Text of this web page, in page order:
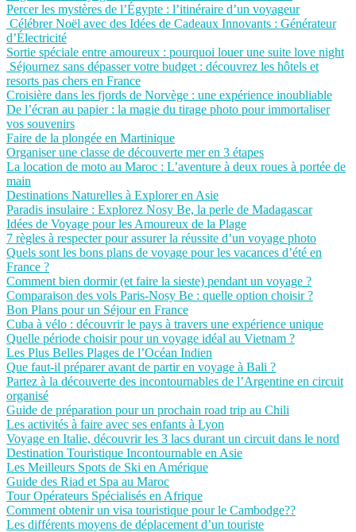
Percer les mystères de l’Égypte : l’itinéraire d’un voyageur
Célébrer Noël avec des Idées de Cadeaux Innovants : Générateur
d’Électricité
Sortie spéciale entre amoureux : pourquoi louer une suite love night
Séjournez sans dépasser votre budget : découvrez les hôtels et
resorts pas chers en France
Croisière dans les fjords de Norvège : une expérience inoubliable
De l’écran au papier : la magie du tirage photo pour immortaliser
vos souvenirs
Faire de la plongée en Martinique
Organiser une classe de découverte mer en 3 étapes
La location de moto au Maroc : L’aventure à deux roues à portée de
main
Destinations Naturelles à Explorer en Asie
Paradis insulaire : Explorez Nosy Be, la perle de Madagascar
Idées de Voyage pour les Amoureux de la Plage
7 règles à respecter pour assurer la réussite d’un voyage photo
Quels sont les bons plans de voyage pour les vacances d’été en
France ?
Comment bien dormir (et faire la sieste) pendant un voyage ?
Comparaison des vols Paris-Nosy Be : quelle option choisir ?
Bon Plans pour un Séjour en France
Cuba à vélo : découvrir le pays à travers une expérience unique
Quelle période choisir pour un voyage idéal au Vietnam ?
Les Plus Belles Plages de l’Océan Indien
Que faut-il préparer avant de partir en voyage à Bali ?
Partez à la découverte des incontournables de l’Argentine en circuit
organisé
Guide de préparation pour un prochain road trip au Chili
Les activités à faire avec ses enfants à Lyon
Voyage en Italie, découvrir les 3 lacs durant un circuit dans le nord
Destination Touristique Incontournable en Asie
Les Meilleurs Spots de Ski en Amérique
Guide des Riad et Spa au Maroc
Tour Opérateurs Spécialisés en Afrique
Comment obtenir un visa touristique pour le Cambodge??
Les différents moyens de déplacement d’un touriste